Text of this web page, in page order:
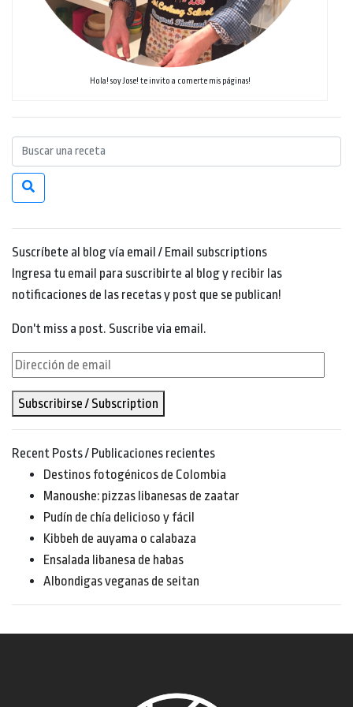
Hola! soy Jose! te invito a comerte mis páginas!
Suscríbete al blog vía email / Email subscriptions
Ingresa tu email para suscribirte al blog y recibir las
notificaciones de las recetas y post que se publican!
Don't miss a post. Suscribe via email.
Dirección
de
email
Subscribirse / Subscription
Recent Posts / Publicaciones recientes
Destinos fotogénicos de Colombia
Manoushe: pizzas libanesas de zaatar
Pudín de chía delicioso y fácil
Kibbeh de auyama o calabaza
Ensalada libanesa de habas
Albondigas veganas de seitan